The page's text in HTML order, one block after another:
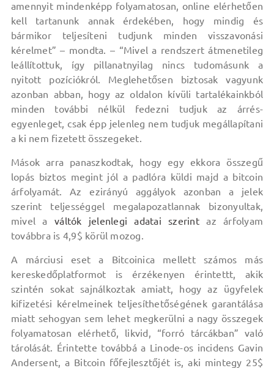
amennyit mindenképp folyamatosan, online elérhetően
kell tartanunk annak érdekében, hogy mindig és
bármikor teljesíteni tudjunk minden visszavonási
kérelmet” – mondta. – “Mivel a rendszert átmenetileg
leállítottuk, így pillanatnyilag nincs tudomásunk a
nyitott pozíciókról. Meglehetősen biztosak vagyunk
azonban abban, hogy az oldalon kívüli tartalékainkból
minden további nélkül fedezni tudjuk az árrés-
egyenleget, csak épp jelenleg nem tudjuk megállapítani
a ki nem fizetett összegeket.
Mások arra panaszkodtak, hogy egy ekkora összegű
lopás biztos megint jól a padlóra küldi majd a bitcoin
árfolyamát. Az ezirányú aggályok azonban a jelek
szerint teljességgel megalapozatlannak bizonyultak,
mivel aváltók jelenlegi adatai szerintaz árfolyam
továbbra is 4,9$ körül mozog.
A márciusi eset a Bitcoinica mellett számos más
kereskedőplatformot is érzékenyen érintettt, akik
szintén sokat sajnálkoztak amiatt, hogy az ügyfelek
kifizetési kérelmeinek teljesíthetőségének garantálása
miatt sehogyan sem lehet megkerülni a nagy összegek
folyamatosan elérhető, likvid, “forró tárcákban” való
tárolását. Érintette továbbá a Linode-os incidens Gavin
Andersent, a Bitcoin főfejlesztőjét is, aki mintegy 25$